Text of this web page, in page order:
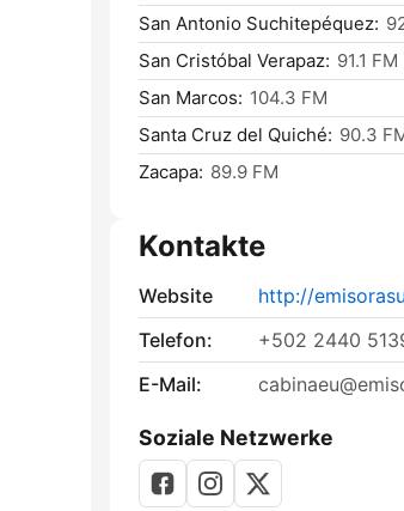
San Antonio Suchitepéquez:
San Cristóbal Verapaz: 91.1 FM
San Marcos: 104.3 FM
Santa Cruz del Quiché: 90.3
Zacapa: 89.9 FM
Kontakte
Website
http://
Telefon:
+502 2440
E-Mail:
Soziale Netzwerke